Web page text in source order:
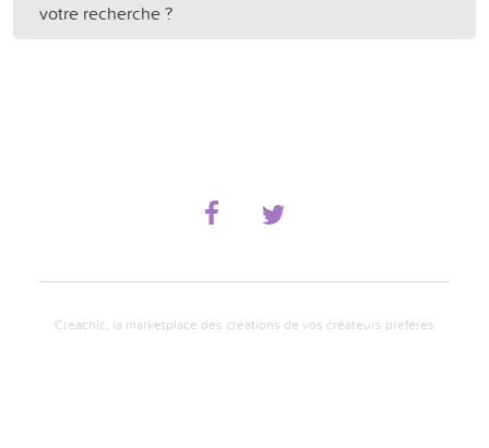
votre recherche ?
Creachic, la marketplace des créations de vos créateurs préférés